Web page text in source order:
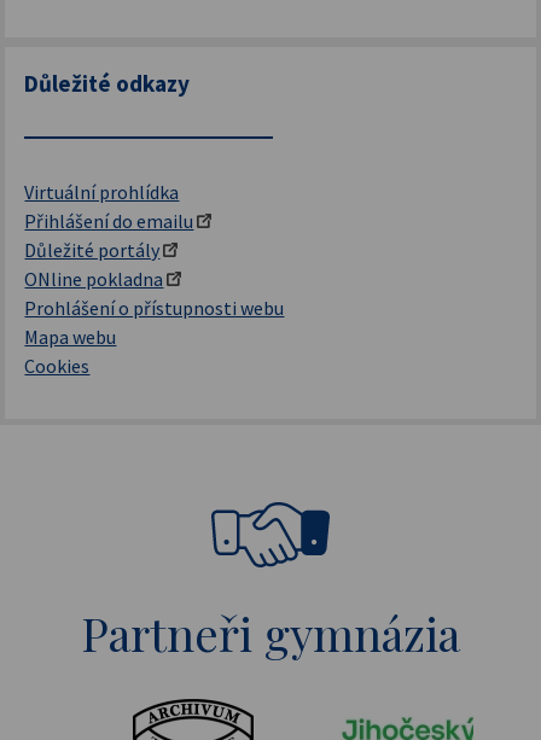
Důležité odkazy
Virtuální prohlídka
Přihlášení do emailu
Důležité portály
ONline pokladna
Prohlášení o přístupnosti webu
Mapa webu
Cookies
Partneři gymnázia